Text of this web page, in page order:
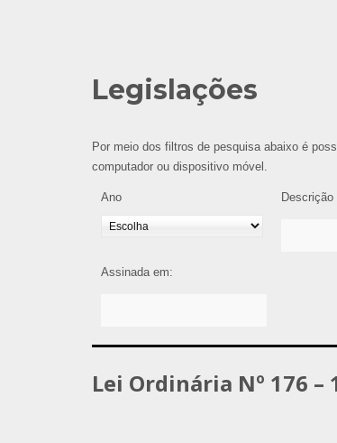
Legislações
Por meio dos filtros de pesquisa abaixo é
computador ou dispositivo móvel.
Ano Descrição
Assinada em:
Lei Ordinária Nº 176 –